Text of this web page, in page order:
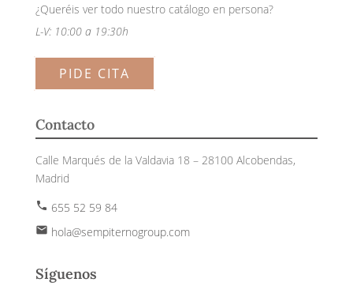
¿Queréis ver todo nuestro catálogo en persona?
L-V: 10:00 a 19:30h
PIDE CITA
Contacto
Calle Marqués de la Valdavia 18 – 28100 Alcobendas,
Madrid
phone 655 52 59 84
email hola@sempiternogroup.com
Síguenos